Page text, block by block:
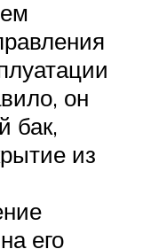
он
бак,
из
его